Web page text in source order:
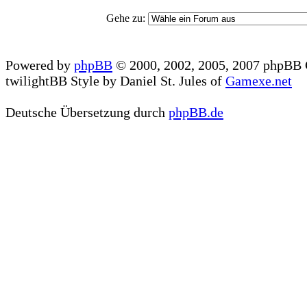
Gehe zu:
Powered by phpBB © 2000, 2002, 2005, 2007 phpBB
twilightBB Style by Daniel St. Jules of Gamexe.net
Deutsche Übersetzung durch phpBB.de